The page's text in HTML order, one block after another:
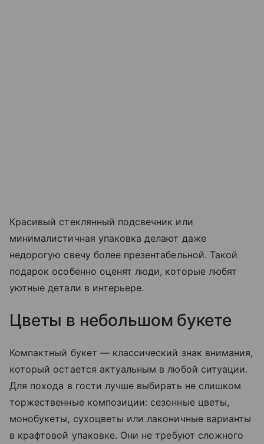
Красивый стеклянный подсвечник или
минималистичная упаковка делают даже
недорогую свечу более презентабельной. Такой
подарок особенно оценят люди, которые любят
уютные детали в интерьере.
Цветы в небольшом букете
Компактный букет — классический знак внимания,
который остается актуальным в любой ситуации.
Для похода в гости лучше выбирать не слишком
торжественные композиции: сезонные цветы,
монобукеты, сухоцветы или лаконичные варианты
в крафтовой упаковке. Они не требуют сложного